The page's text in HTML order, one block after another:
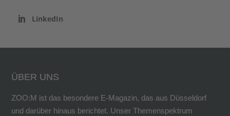
LinkedIn
ÜBER UNS
ZOO:M ist das besondere E-Magazin, das aus Düsseldorf
und darüber hinaus berichtet. Unser Themenspektrum